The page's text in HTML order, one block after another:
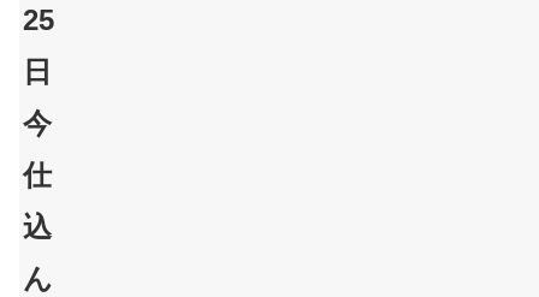
25
日
今
仕
込
ん